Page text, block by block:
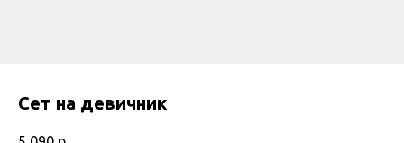
Сет на девичник